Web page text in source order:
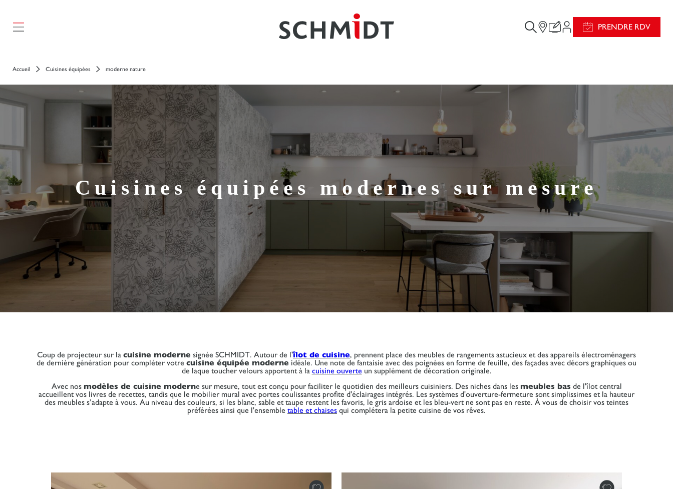
PRENDRE RDV
Accueil Cuisines équipées moderne nature
Cuisines équipées modernes sur mesure
Coup de projecteur sur la cuisine moderne signée SCHMIDT. Autour de l'îlot de cuisine, prennent place des meubles de rangements astucieux et des appareils électroménagers
de dernière génération pour compléter votre cuisine équipée moderne idéale. Une note de fantaisie avec des poignées en forme de feuille, des façades avec décors graphiques ou
de laque toucher velours apportent à la cuisine ouverte un supplément de décoration originale.
Avec nos modèles de cuisine moderne sur mesure, tout est conçu pour faciliter le quotidien des meilleurs cuisiniers. Des niches dans les meubles bas de l'îlot central
accueillent vos livres de recettes, tandis que le mobilier mural avec portes coulissantes profite d'éclairages intégrés. Les systèmes d'ouverture-fermeture sont simplissimes et la hauteur
des meubles s’adapte à vous. Au niveau des couleurs, si les blanc, sable et taupe restent les favoris, le gris ardoise et les bleu-vert ne sont pas en reste. À vous de choisir vos teintes
préférées ainsi que l'ensemble table et chaises qui complétera la petite cuisine de vos rêves.